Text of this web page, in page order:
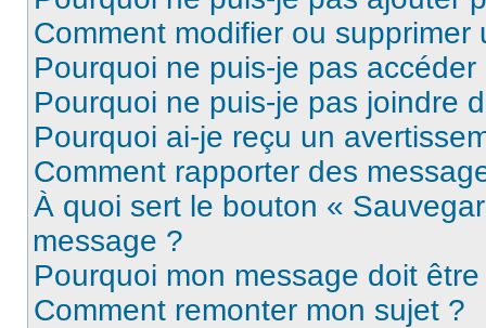
Comment modifier ou supprimer
Pourquoi ne puis-je pas
Pourquoi ne puis-je pas joindre
Pourquoi ai-je reçu un
Comment rapporter des
À quoi sert le bouton «
message ?
Pourquoi mon message doit
Comment remonter mon sujet ?